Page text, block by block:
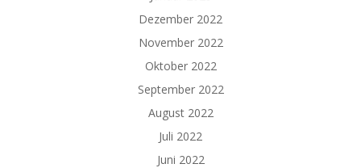
Dezember 2022
November 2022
Oktober 2022
September 2022
August 2022
Juli 2022
Juni 2022